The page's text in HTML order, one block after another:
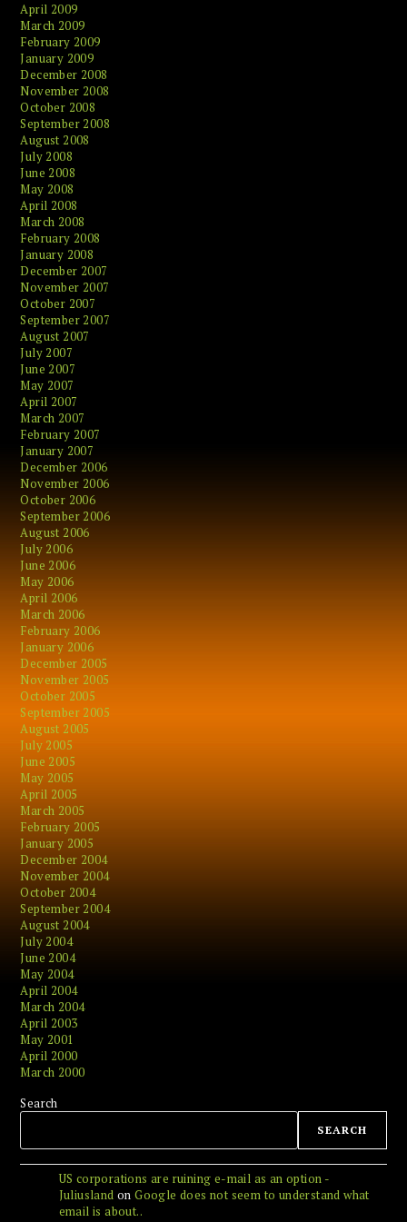
April 2009
March 2009
February 2009
January 2009
December 2008
November 2008
October 2008
September 2008
August 2008
July 2008
June 2008
May 2008
April 2008
March 2008
February 2008
January 2008
December 2007
November 2007
October 2007
September 2007
August 2007
July 2007
June 2007
May 2007
April 2007
March 2007
February 2007
January 2007
December 2006
November 2006
October 2006
September 2006
August 2006
July 2006
June 2006
May 2006
April 2006
March 2006
February 2006
January 2006
December 2005
November 2005
October 2005
September 2005
August 2005
July 2005
June 2005
May 2005
April 2005
March 2005
February 2005
January 2005
December 2004
November 2004
October 2004
September 2004
August 2004
July 2004
June 2004
May 2004
April 2004
March 2004
April 2003
May 2001
April 2000
March 2000
Search
SEARCH
US corporations are ruining e-mail as an option -
Juliusland onGoogle does not seem to understand what
email is about..